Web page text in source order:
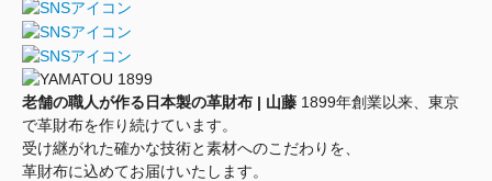
老舗の職人が作る日本製の革財布 | 山藤 1899年創業以来、東京
で革財布を作り続けています。
受け継がれた確かな技術と素材へのこだわりを、
革財布に込めてお届けいたします。